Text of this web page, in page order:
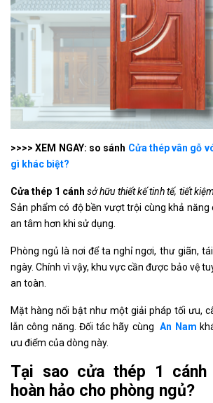
>>>> XEM NGAY: so sánh Cửa thép vân gỗ
gì khác biệt?
Cửa thép 1 cánh sở hữu thiết kế tinh tế, tiết
Sản phẩm có độ bền vượt trội cùng khả năng
an tâm hơn khi sử dụng.
Phòng ngủ là nơi để ta nghỉ ngơi, thư giãn,
ngày. Chính vì vậy, khu vực cần được bảo vệ
an toàn.
Mặt hàng nổi bật như một giải pháp tối ưu,
lẫn công năng. Đối tác hãy cùngAn Nam
ưu điểm của dòng này.
Tại sao cửa thép 1
hoàn hảo cho phòng ngủ?